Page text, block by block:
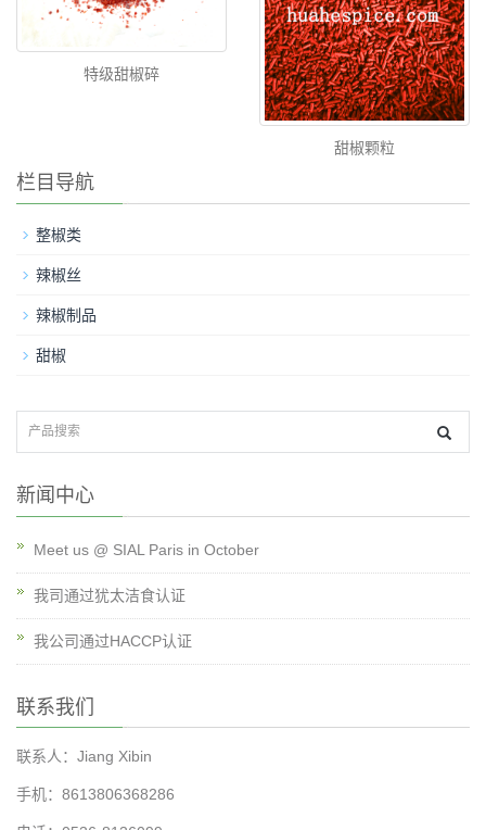
特级甜椒碎
甜椒颗粒
栏目导航
整椒类
辣椒丝
辣椒制品
甜椒
新闻中心
Meet us @ SIAL Paris in October
我司通过犹太洁食认证
我公司通过HACCP认证
联系我们
联系人：Jiang Xibin
手机：8613806368286